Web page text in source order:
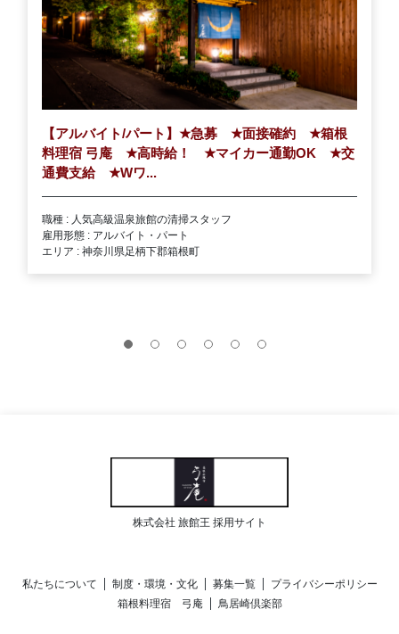
【アルバイト/パート】 ★急募 ★面接確約 ★箱根
料理宿 弓庵 ★高時給！ ★マイカー通勤OK ★交
通費支給 ★Wワ...
職種 : 人気高級温泉旅館の清掃スタッフ
雇用形態 : アルバイト・パート
エリア : 神奈川県足柄下郡箱根町
株式会社 旅館王 採用サイト
私たちについて 制度・環境・文化 募集一覧
プライバシーポリシー
箱根料理宿 弓庵
鳥居崎倶楽部